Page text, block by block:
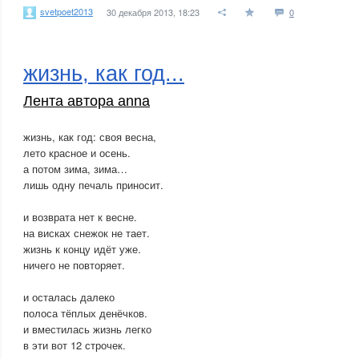
svetpoet2013 30 декабря 2013, 18:23 0
жизнь, как год...
Лента автора anna
жизнь, как год: своя весна,
лето красное и осень.
а потом зима, зима…
лишь одну печаль приносит.
и возврата нет к весне.
на висках снежок не тает.
жизнь к концу идёт уже.
ничего не повторяет.
и осталась далеко
полоса тёплых денёчков.
и вместилась жизнь легко
в эти вот 12 строчек.